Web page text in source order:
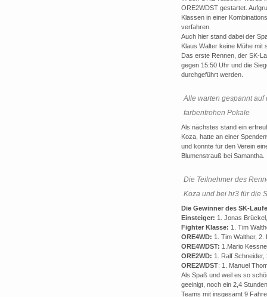
ORE2WDST gestartet.
Klassen in einer
verfahren.
Auch hier stand dabei der
Klaus Walter keine Mühe mit
Das erste Rennen, der SK-
gegen 15:50 Uhr und die
durchgeführt werden.
Alle warten gespannt auf
farbenfrohen Pokale
Als nächstes stand ein
Koza, hatte an einer
und konnte für den Verein
Blumenstrauß bei Samantha.
Die Teilnehmer des
Koza und bei hr3 für die
Die Gewinner des SK-
Einsteiger: 1. Jonas
Fighter Klasse: 1. Tim
ORE4WD: 1. Tim Walther, 2.
ORE4WDST: 1.Mario
ORE2WD: 1. Ralf Schneider,
ORE2WDST: 1. Manuel
Als Spaß und weil es so
geeinigt, noch ein 2,4
Teams mit insgesamt 9